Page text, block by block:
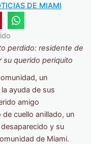
DE MIAMI
perdido: residente de
su querido periquito
un
ayuda de sus
amigo
cuello anillado, un
y su
de Miami.